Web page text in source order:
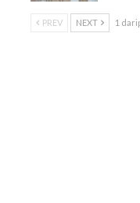
PREV NEXT 1